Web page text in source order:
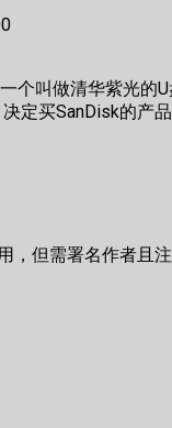
叫做清华紫光的
定买SanDisk的产
，但需署名作者且